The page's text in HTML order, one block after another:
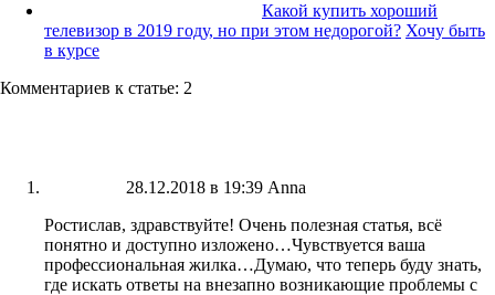
Какой купить хороший
телевизор в 2019 году, но при этом недорогой? Хочу быть
в курсе
Комментариев к статье: 2
28.12.2018 в 19:39 Anna
Ростислав, здравствуйте! Очень полезная статья, всё
понятно и доступно изложено…Чувствуется ваша
профессиональная жилка…Думаю, что теперь буду знать,
где искать ответы на внезапно возникающие проблемы с